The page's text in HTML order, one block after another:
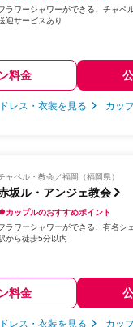
ラワーシャワーができる
チャペ
迎サービスあり
料金
ドレス・衣装を見る カッ
ャペル・教会 福岡（福岡県）
坂ル・アンジェ教会
カップルのおすすめポイント
ラワーシャワーができる
有名シ
から徒歩5分以内
料金
ドレス・衣装を見る カッ